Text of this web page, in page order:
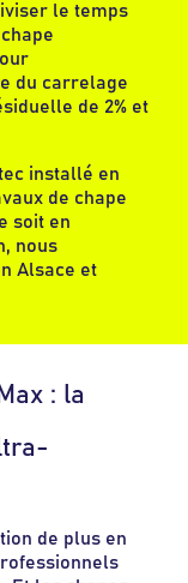
le temps
du carrelage
de 2% et
installé en
de chape
soit en
nous
Alsace et
: la
de plus en